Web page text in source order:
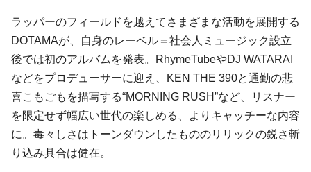
ラッパーのフィールドを越えてさまざまな活動を展開する
DOTAMAが、自身のレーベル＝社会人ミュージック設立
後では初のアルバムを発表。RhymeTubeやDJ WATARAI
などをプロデューサーに迎え、KEN THE 390と通勤の悲
喜こもごもを描写する“MORNING RUSH”など、リスナー
を限定せず幅広い世代の楽しめる、よりキャッチーな内容
に。毒々しさはトーンダウンしたもののリリックの鋭さ斬
り込み具合は健在。